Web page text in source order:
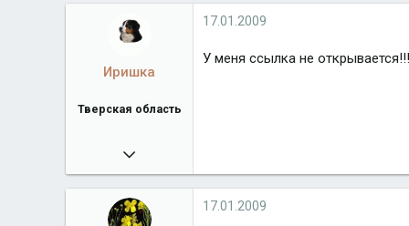
Иришка
Тверская область
04.12.2007
12 147
17.01.2009
У меня ссылка не
17.01.2009